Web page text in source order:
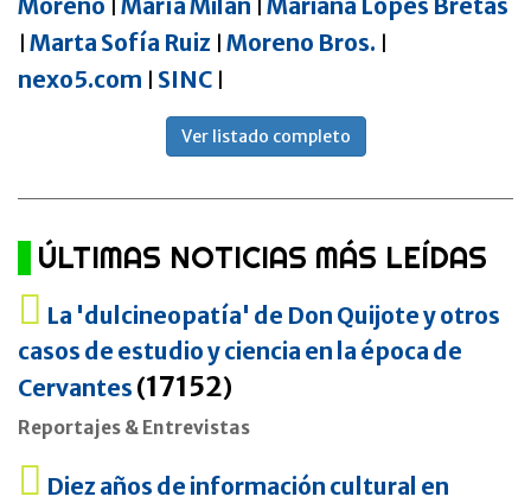
Moreno María Milán Mariana Lopes Bretas
Marta Sofía Ruiz Moreno Bros.
nexo5.com SINC
Ver listado completo
ÚLTIMAS NOTICIAS MÁS LEÍDAS
La 'dulcineopatía' de Don Quijote y otros
casos de estudio y ciencia en la época de
Cervantes (17152)
Reportajes & Entrevistas
Diez años de información cultural en